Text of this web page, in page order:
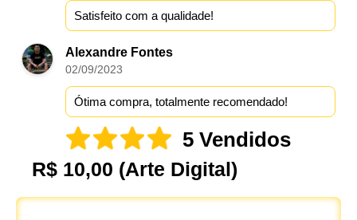
Satisfeito com a qualidade!
Alexandre Fontes
02/09/2023
Ótima compra, totalmente recomendado!
5 Vendidos
R$ 10,00 (Arte Digital)